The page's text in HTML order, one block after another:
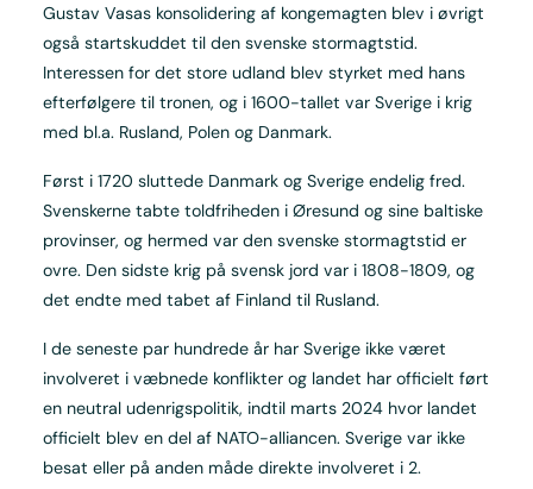
Gustav Vasas konsolidering af kongemagten blev i øvrigt
også startskuddet til den svenske stormagtstid.
Interessen for det store udland blev styrket med hans
efterfølgere til tronen, og i 1600-tallet var Sverige i krig
med bl.a. Rusland, Polen og Danmark.
Først i 1720 sluttede Danmark og Sverige endelig fred.
Svenskerne tabte toldfriheden i Øresund og sine baltiske
provinser, og hermed var den svenske stormagtstid er
ovre. Den sidste krig på svensk jord var i 1808-1809, og
det endte med tabet af Finland til Rusland.
I de seneste par hundrede år har Sverige ikke været
involveret i væbnede konflikter og landet har officielt ført
en neutral udenrigspolitik, indtil marts 2024 hvor landet
officielt blev en del af NATO-alliancen. Sverige var ikke
besat eller på anden måde direkte involveret i 2.